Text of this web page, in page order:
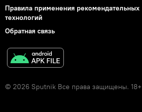
Правила применения рекомендательных
технологий
Обратная связь
© 2026 Sputnik Все права защищены. 18+